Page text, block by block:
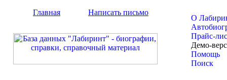
Главная Написать письмо
О
Прайс-
Демо-
Помощь
Поиск